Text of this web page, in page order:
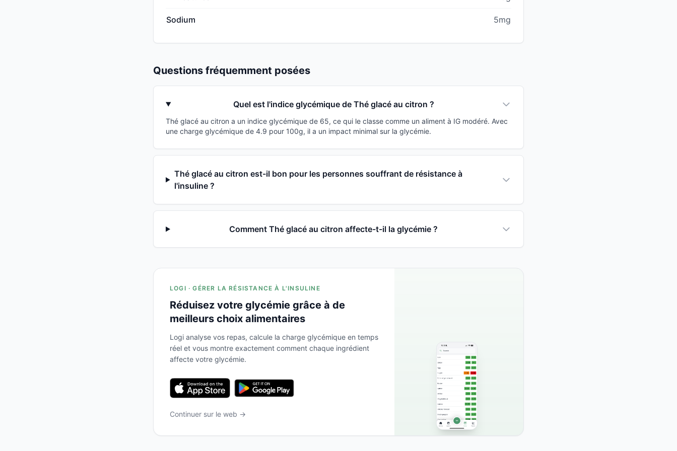
Sodium 5mg
Questions fréquemment posées
Quel est l'indice glycémique de Thé glacé au citron ?
Thé glacé au citron a un indice glycémique de 65, ce qui le classe comme un aliment à IG modéré. Avec
une charge glycémique de 4.9 pour 100g, il a un impact minimal sur la glycémie.
Thé glacé au citron est-il bon pour les personnes souffrant de résistance à
l'insuline ?
Comment Thé glacé au citron affecte-t-il la glycémie ?
LOGI · GÉRER LA RÉSISTANCE À L'INSULINE
Réduisez votre glycémie grâce à de
meilleurs choix alimentaires
Logi analyse vos repas, calcule la charge glycémique en temps
réel et vous montre exactement comment chaque ingrédient
affecte votre glycémie.
Continuer sur le web →